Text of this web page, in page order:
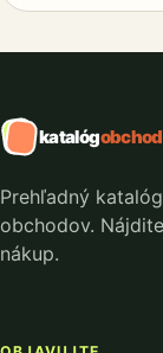
katalóg
Prehľadný
obchodov.
nákup.